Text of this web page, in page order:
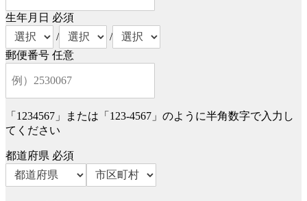
生年月日 必須
/
/
郵便番号 任意
「1234567」または「123-4567」のように半角数字で入力し
てください
都道府県 必須